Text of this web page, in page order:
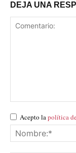
DEJA UNA
Acepto lapolítica